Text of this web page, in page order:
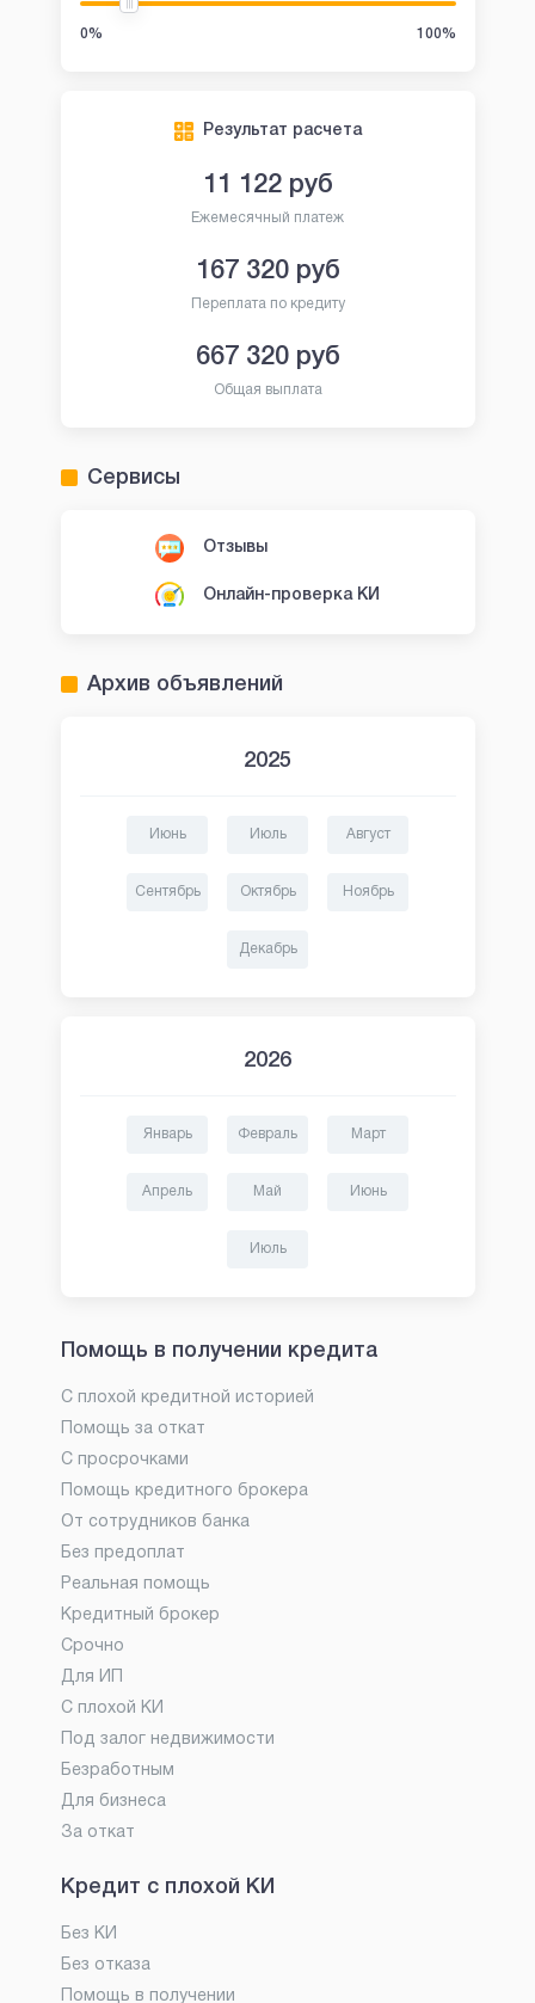
0% 100%
Результат расчета
11 122руб
Ежемесячный платеж
167 320руб
Переплата по кредиту
667 320руб
Общая выплата
Сервисы
Отзывы
Онлайн-проверка КИ
Архив объявлений
2025
Июнь Июль Август
Сентябрь Октябрь Ноябрь
Декабрь
2026
Январь Февраль Март
Апрель Май Июнь
Июль
Помощь в получении кредита
С плохой кредитной историей
Помощь за откат
С просрочками
Помощь кредитного брокера
От сотрудников банка
Без предоплат
Реальная помощь
Кредитный брокер
Срочно
Для ИП
С плохой КИ
Под залог недвижимости
Безработным
Для бизнеса
За откат
Кредит с плохой КИ
Без КИ
Без отказа
Помощь в получении